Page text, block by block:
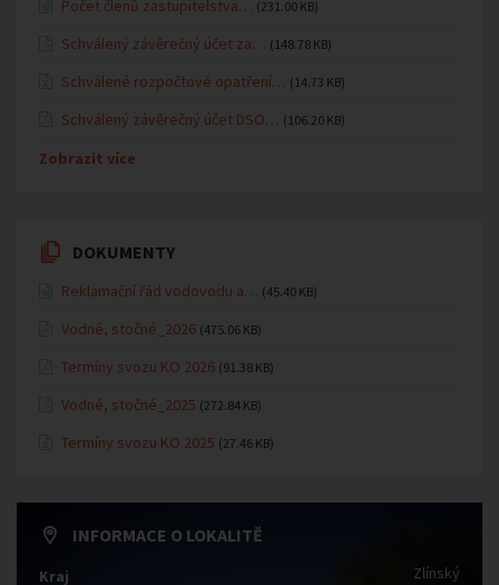
Počet členů zastupitelstva… (231.00 KB)
Schválený závěrečný účet za… (148.78 KB)
Schválené rozpočtové opatření… (14.73 KB)
Schválený závěrečný účet DSO… (106.20 KB)
Zobrazit více
DOKUMENTY
Reklamační řád vodovodu a… (45.40 KB)
Vodné, stočné_2026 (475.06 KB)
Termíny svozu KO 2026 (91.38 KB)
Vodné, stočné_2025 (272.84 KB)
Termíny svozu KO 2025 (27.46 KB)
INFORMACE O LOKALITĚ
Kraj Zlínský